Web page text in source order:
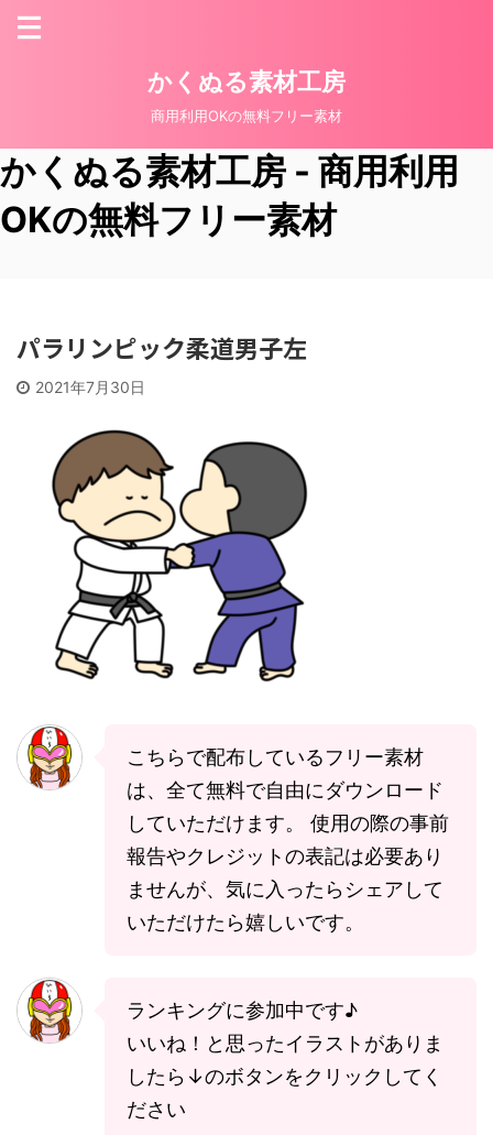
かくぬる素材工房
商用利用OKの無料フリー素材
かくぬる素材工房 - 商用利用
OKの無料フリー素材
パラリンピック柔道男子左
2021年7月30日
こちらで配布しているフリー素材
は、全て無料で自由にダウンロード
していただけます。 使用の際の事前
報告やクレジットの表記は必要あり
ませんが、気に入ったらシェアして
いただけたら嬉しいです。
ランキングに参加中です♪
いいね！と思ったイラストがありま
したら↓のボタンをクリックしてく
ださい